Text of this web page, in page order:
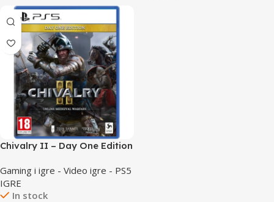
Chivalry II – Day One Edition
Gaming i igre - Video igre - PS5
IGRE
In stock